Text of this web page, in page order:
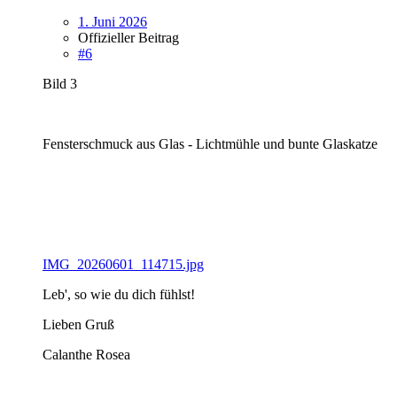
1. Juni 2026
Offizieller Beitrag
#6
Bild 3
Fensterschmuck aus Glas - Lichtmühle und bunte Glaskatze
IMG_20260601_114715.jpg
Leb', so wie du dich fühlst!
Lieben Gruß
Calanthe Rosea